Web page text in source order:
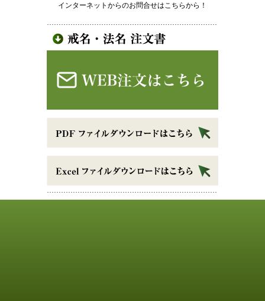
インターネットからのお問合せはこちらから！